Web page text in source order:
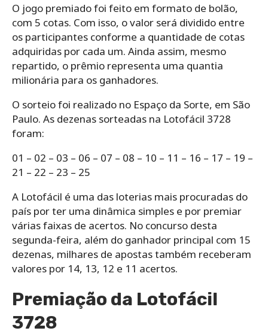
O jogo premiado foi feito em formato de bolão,
com 5 cotas. Com isso, o valor será dividido entre
os participantes conforme a quantidade de cotas
adquiridas por cada um. Ainda assim, mesmo
repartido, o prêmio representa uma quantia
milionária para os ganhadores.
O sorteio foi realizado no Espaço da Sorte, em São
Paulo. As dezenas sorteadas na Lotofácil 3728
foram:
01 – 02 – 03 – 06 – 07 – 08 – 10 – 11 – 16 – 17 – 19 –
21 – 22 – 23 – 25
A Lotofácil é uma das loterias mais procuradas do
país por ter uma dinâmica simples e por premiar
várias faixas de acertos. No concurso desta
segunda-feira, além do ganhador principal com 15
dezenas, milhares de apostas também receberam
valores por 14, 13, 12 e 11 acertos.
Premiação da Lotofácil
3728